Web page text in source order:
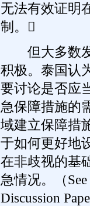
无法有效证明
制。
但大多数发
积极。泰国认
要讨论是否应
急保障措施的
域建立保障措
于如何更好地
在非歧视的基
急情况。（
Discussion